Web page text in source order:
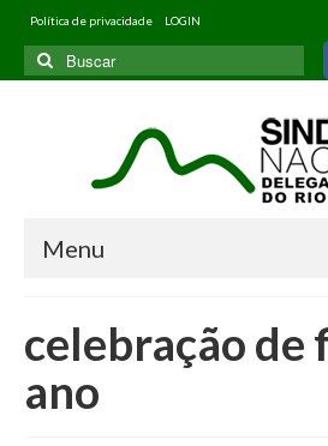
Política de privacidade LOGIN
Buscar
por:
Menu
Quem somos
Filiados
celebração de
ano